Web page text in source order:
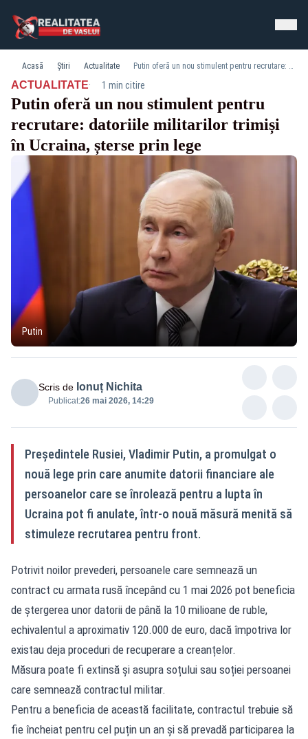
Acasă Știri Actualitate Putin oferă un nou stimulent pentru recrutare: datoriile militarilor trimiși în Ucraina, șterse prin lege
ACTUALITATE· 1 min citire
Putin oferă un nou stimulent pentru
recrutare: datoriile militarilor trimiși
în Ucraina, șterse prin lege
Putin
Scris de Ionuț Nichita
Publicat:26 mai 2026, 14:29
Președintele Rusiei, Vladimir Putin, a promulgat o
nouă lege prin care anumite datorii financiare ale
persoanelor care se înrolează pentru a lupta în
Ucraina pot fi anulate, într-o nouă măsură menită să
stimuleze recrutarea pentru front.
Potrivit noilor prevederi, persoanele care semnează un
contract cu armata rusă începând cu 1 mai 2026 pot beneficia
de ștergerea unor datorii de până la 10 milioane de ruble,
echivalentul a aproximativ 120.000 de euro, dacă împotriva lor
existau deja proceduri de recuperare a creanțelor.
Măsura poate fi extinsă și asupra soțului sau soției persoanei
care semnează contractul militar.
Pentru a beneficia de această facilitate, contractul trebuie să
fie încheiat pentru cel puțin un an și să prevadă participarea la